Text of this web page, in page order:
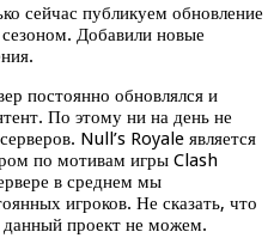
сейчас публикуем обновление
Добавили новые
постоянно обновлялся и
По этому ни на день не
Null’s Royale является
по мотивам игры Clash
в среднем мы
игроков. Не сказать, что
проект не можем.